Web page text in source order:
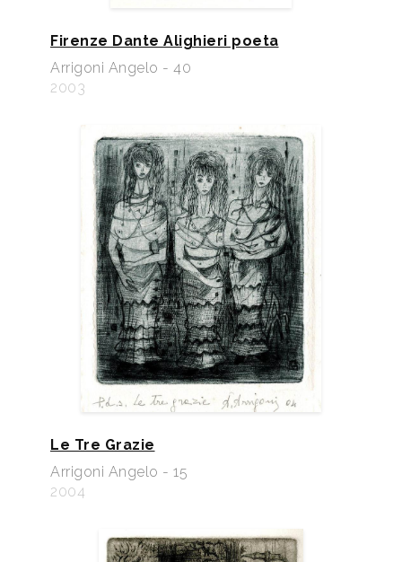
Firenze Dante Alighieri poeta
Arrigoni Angelo - 40
2003
Le Tre Grazie
Arrigoni Angelo - 15
2004